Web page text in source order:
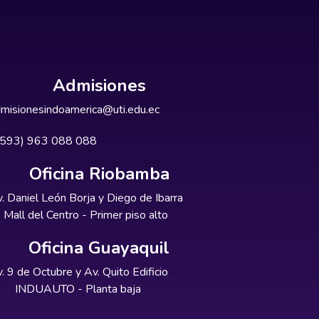
Admisiones
963 088 088
Oficina Riobamba
Daniel León Borja y Diego de Ibarra
Mall del Centro - Primer piso alto
Oficina Guayaquil
9 de Octubre y Av. Quito Edificio
INDUAUTO - Planta baja